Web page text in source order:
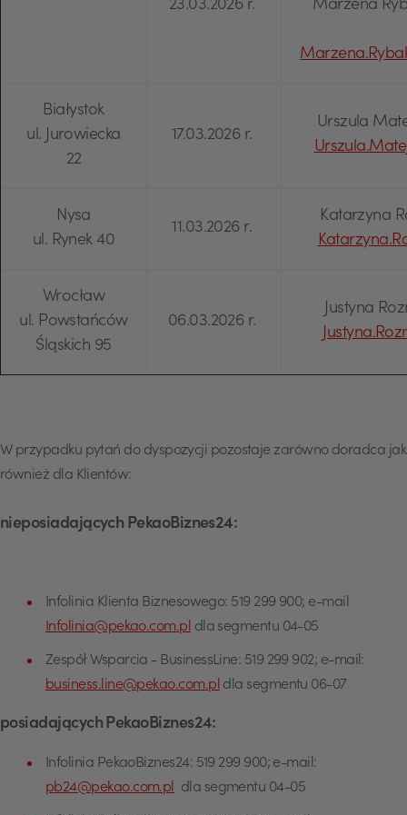
23.03.2026 r. Marzena
Białystok
ul. Jurowiecka
22
17.03.2026 r.
Urszula
Nysa
ul. Rynek 40
11.03.2026 r.
Katarzyna
Wrocław
ul. Powstańców
Śląskich 95
06.03.2026 r.
Justyna
W przypadku pytań do dyspozycji pozostaje zarówno doradca jak
również dla Klientów:
nieposiadających PekaoBiznes24:
Infolinia Klienta Biznesowego: 519 299 900; e-mail
Infolinia@pekao.com.pl dla segmentu 04-05
Zespół Wsparcia - BusinessLine: 519 299 902; e-mail:
business.line@pekao.com.pl dla segmentu 06-07
posiadających PekaoBiznes24:
Infolinia PekaoBiznes24: 519 299 900; e-mail:
pb24@pekao.com.pl
dla segmentu 04-05
USD